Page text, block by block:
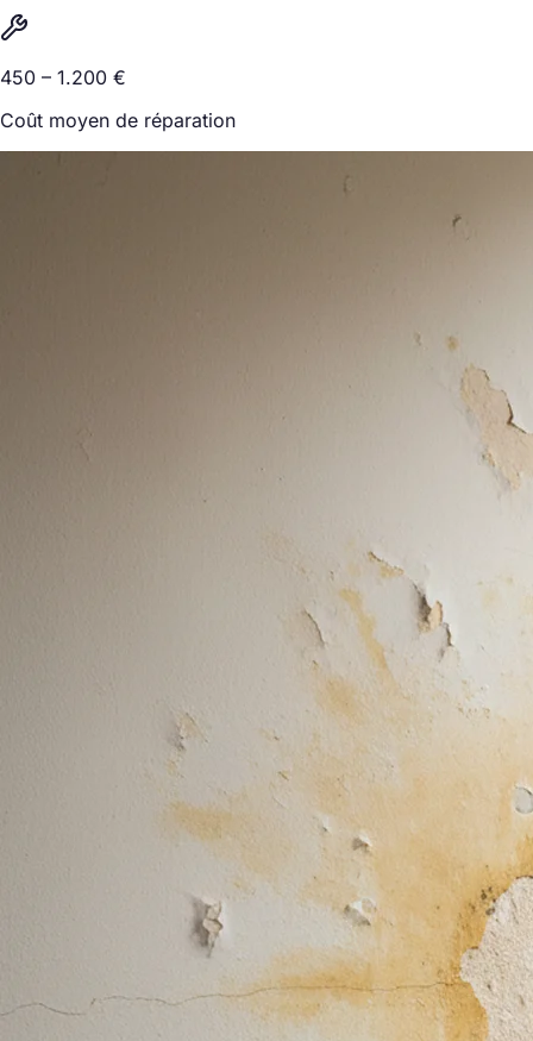
450 – 1.200 €
Coût moyen de réparation